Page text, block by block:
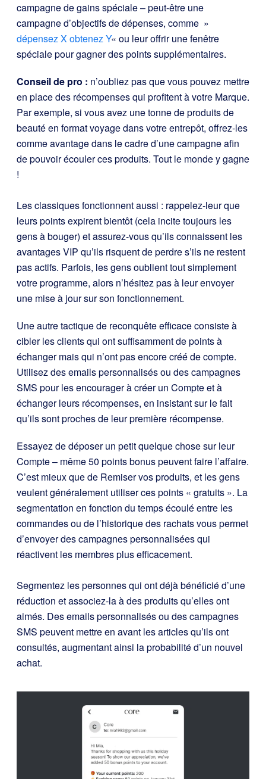
campagne de gains spéciale – peut-être une
campagne d’objectifs de dépenses, comme »
dépensez X obtenez Y« ou leur offrir une fenêtre
spéciale pour gagner des points supplémentaires.
Conseil de pro : n’oubliez pas que vous pouvez mettre
en place des récompenses qui profitent à votre Marque.
Par exemple, si vous avez une tonne de produits de
beauté en format voyage dans votre entrepôt, offrez-les
comme avantage dans le cadre d’une campagne afin
de pouvoir écouler ces produits. Tout le monde y gagne
!
Les classiques fonctionnent aussi : rappelez-leur que
leurs points expirent bientôt (cela incite toujours les
gens à bouger) et assurez-vous qu’ils connaissent les
avantages VIP qu’ils risquent de perdre s’ils ne restent
pas actifs. Parfois, les gens oublient tout simplement
votre programme, alors n’hésitez pas à leur envoyer
une mise à jour sur son fonctionnement.
Une autre tactique de reconquête efficace consiste à
cibler les clients qui ont suffisamment de points à
échanger mais qui n’ont pas encore créé de compte.
Utilisez des emails personnalisés ou des campagnes
SMS pour les encourager à créer un Compte et à
échanger leurs récompenses, en insistant sur le fait
qu’ils sont proches de leur première récompense.
Essayez de déposer un petit quelque chose sur leur
Compte – même 50 points bonus peuvent faire l’affaire.
C’est mieux que de Remiser vos produits, et les gens
veulent généralement utiliser ces points « gratuits ». La
segmentation en fonction du temps écoulé entre les
commandes ou de l’historique des rachats vous permet
d’envoyer des campagnes personnalisées qui
réactivent les membres plus efficacement.
Segmentez les personnes qui ont déjà bénéficié d’une
réduction et associez-la à des produits qu’elles ont
aimés. Des emails personnalisés ou des campagnes
SMS peuvent mettre en avant les articles qu’ils ont
consultés, augmentant ainsi la probabilité d’un nouvel
achat.